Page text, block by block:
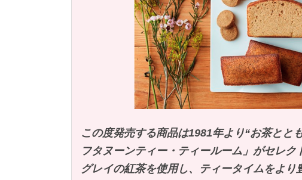
この度発売する商品は1981年より“お茶とと
フタヌーンティー・ティールーム」がセレ
グレイの紅茶を使用し、ティータイムをよ